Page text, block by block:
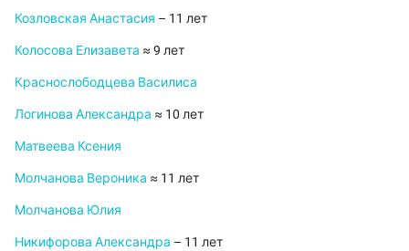
Козловская Анастасия – 11 лет
Колосова Елизавета ≈ 9 лет
Краснослободцева Василиса
Логинова Александра ≈ 10 лет
Матвеева Ксения
Молчанова Вероника ≈ 11 лет
Молчанова Юлия
Никифорова Александра – 11 лет